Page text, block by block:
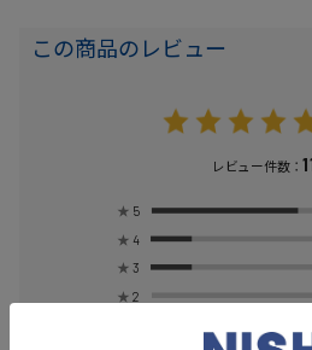
この商品のレビュー
レビュー件数：
★ 5
★ 4
★ 3
★ 2